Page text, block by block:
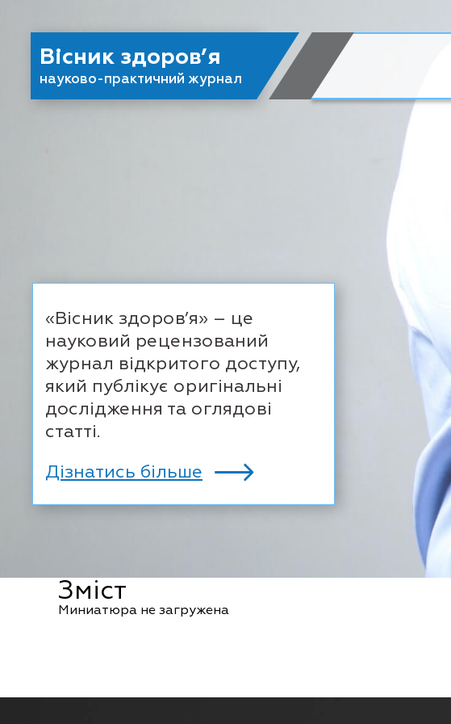
Вісник здоров’я
науково-практичний журнал
«Вісник здоров’я» – це
науковий рецензований
журнал відкритого доступу,
який публікує оригінальні
дослідження та оглядові
статті.
Дізнатись більше
Зміст
Миниатюра не загружена